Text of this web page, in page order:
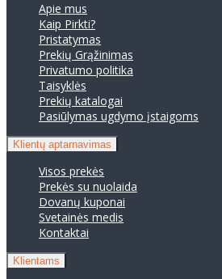
Apie mus
Kaip Pirkti?
Pristatymas
Prekių Grąžinimas
Privatumo politika
Taisyklės
Prekių katalogai
Pasiūlymas ugdymo įstaigoms
Klientų aptarnavimas
Visos prekės
Prekės su nuolaida
Dovanų kuponai
Svetainės medis
Kontaktai
Klientams